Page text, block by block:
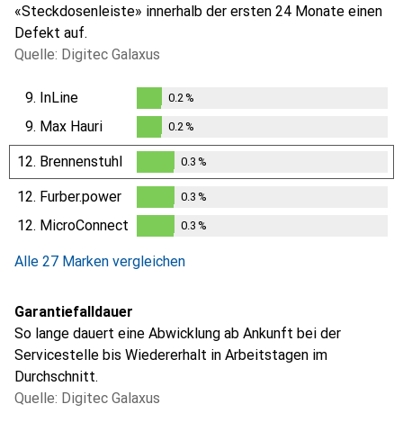
«Steckdosenleiste» innerhalb der ersten 24 Monate einen
Defekt auf.
Quelle: Digitec Galaxus
9. InLine
0.2%
0.2%
9. Max Hauri
0.2%
0.2%
12. Brennenstuhl
0.3%
0.3 %
12. Furber.power
0.3%
0.3 %
12. MicroConnect 0.3 %
Alle 27 Marken vergleichen
Garantiefalldauer
So lange dauert eine Abwicklung ab Ankunft bei der
Servicestelle bis Wiedererhalt in Arbeitstagen im
Durchschnitt.
Quelle: Digitec Galaxus